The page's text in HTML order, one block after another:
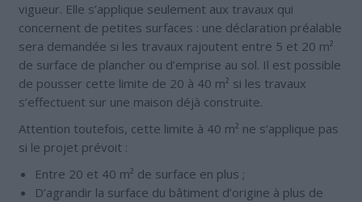
vigueur. Elle s’applique seulement aux travaux qui
concernent de petites surfaces : une déclaration préalable
sera demandée si les travaux rajoutent entre 5 et 20 m²
de surface de plancher ou d’emprise au sol. Il est possible
de pousser cette limite de 20 à 40 m² si les travaux
s’effectuent sur une maison déjà construite.
Attention toutefois, cette limite à 40 m² ne s’applique pas
si le projet prévoit :
Entre 20 et 40 m² de surface en plus ;
D’agrandir la surface du bâtiment d’origine à plus de